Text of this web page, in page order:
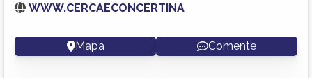
WWW.CERCAECONCERTINA
Mapa Comente